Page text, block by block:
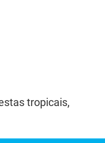
tropicais,